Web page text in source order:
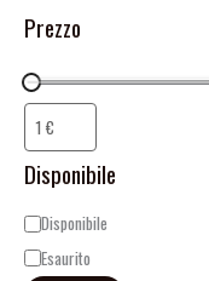
Prezzo
Disponibile
Disponibile
Esaurito